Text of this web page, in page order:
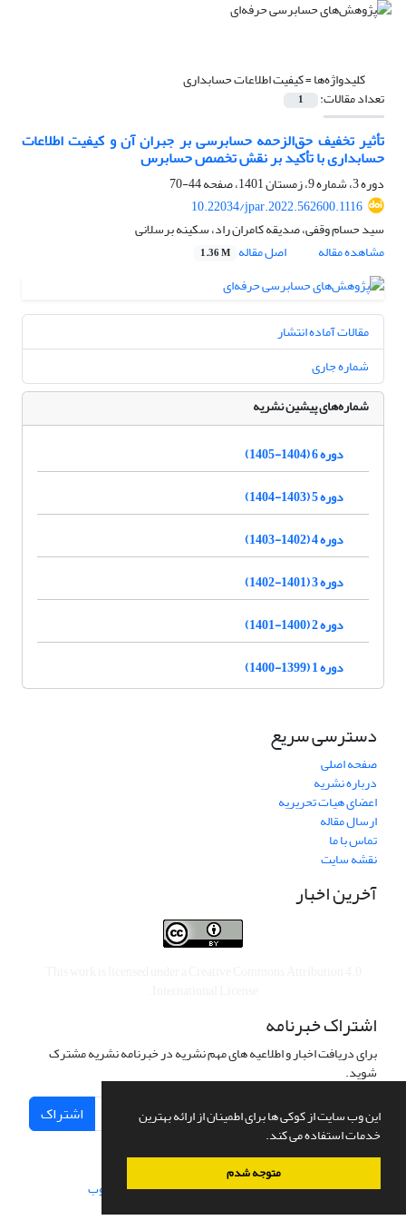
این وب سایت از کوکی ها برای اطمینان از ارائه بهترین
خدمات استفاده می کند.
متوجه شدم
کلیدواژه‌ها =کیفیت اطلاعات حسابداری
تعداد مقالات: 1
تأثیر تخفیف حق‌الزحمه حسابرسی بر جبران آن و کیفیت اطلاعات
حسابداری با تأکید بر نقش تخصص حسابرس
دوره 3، شماره 9، زمستان 1401، صفحه
44-70
10.22034/jpar.2022.562600.1116
سید حسام وقفی، صدیقه کامران راد، سکینه برسلانی
مشاهده مقاله
اصل مقاله 1.36 M
مقالات آماده انتشار
شماره جاری
شماره‌های پیشین نشریه
دوره 6 (1404-1405)
دوره 5 (1403-1404)
دوره 4 (1402-1403)
دوره 3 (1401-1402)
دوره 2 (1400-1401)
دوره 1 (1399-1400)
دسترسی سریع
صفحه اصلی
درباره نشریه
اعضای هیات تحریریه
ارسال مقاله
تماس با ما
نقشه سایت
آخرین اخبار
اشتراک خبرنامه
برای دریافت اخبار و اطلاعیه های مهم نشریه در خبرنامه نشریه مشترک
شوید.
اشتراک
سامانه مدیریت نشریات علمی.طراحی و پیاده سازی از سیناوب